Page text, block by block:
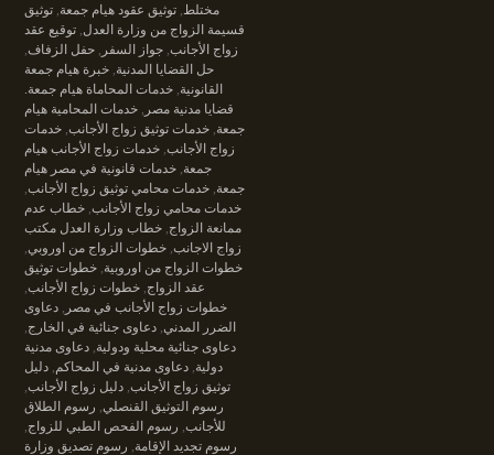
مختلط, توثيق عقود هيام جمعة, توثيق
قسيمة الزواج من وزارة العدل, توقيع عقد
زواج الأجانب, جواز السفر , حفل الزفاف,
حل القضايا المدنية, خبرة هيام جمعة
القانونية, خدمات المحاماة هيام جمعة.
قضايا مدنية مصر , خدمات المحامية هيام
جمعة, خدمات توثيق زواج الأجانب, خدمات
زواج الأجانب, خدمات زواج الأجانب هيام
جمعة, خدمات قانونية في مصر هيام
جمعة, خدمات محامي توثيق زواج الأجانب,
خدمات محامي زواج الأجانب, خطاب عدم
ممانعة الزواج, خطاب وزارة العدل مكتب
زواج الاجانب, خطوات الزواج من اوروبي,
خطوات الزواج من اوروبية, خطوات توثيق
عقد الزواج, خطوات زواج الأجانب,
خطوات زواج الأجانب في مصر , دعاوى
الضرر المدني, دعاوى جنائية في الخارج,
دعاوى جنائية محلية ودولية, دعاوى مدنية
دولية, دعاوى مدنية في المحاكم, دليل
توثيق زواج الأجانب, دليل زواج الأجانب,
رسوم التوثيق القنصلي, رسوم الطلاق
للأجانب, رسوم الفحص الطبي للزواج,
رسوم تجديد الإقامة, رسوم تصديق وزارة